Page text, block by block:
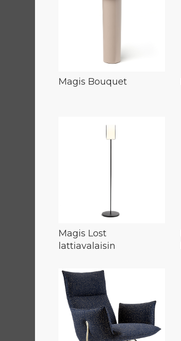
Magis Bouquet
Magis Lost
lattiavalaisin